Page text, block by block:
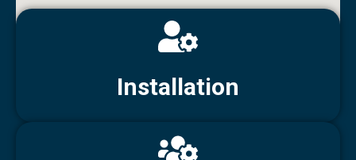
Installation